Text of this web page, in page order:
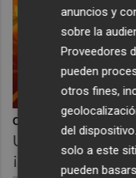
Corepunk MMORPG
Un verdadero
¡Cómo los de
anuncios y
sobre la
Proveedores
pueden
otros fines,
del
solo a este
pueden